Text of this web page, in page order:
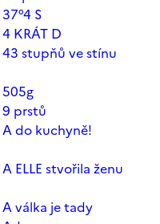
S
KRÁT D
stupňů ve stínu
prstů
do kuchyně!
ELLE stvořila ženu
válka je tady